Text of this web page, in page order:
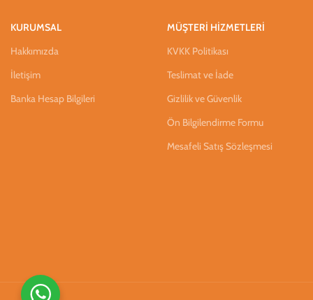
KURUMSAL
Hakkımızda
İletişim
Banka Hesap Bilgileri
MÜŞTERİ HİZMETLERİ
KVKK Politikası
Teslimat ve İade
Gizlilik ve Güvenlik
Ön Bilgilendirme Formu
Mesafeli Satış Sözleşmesi